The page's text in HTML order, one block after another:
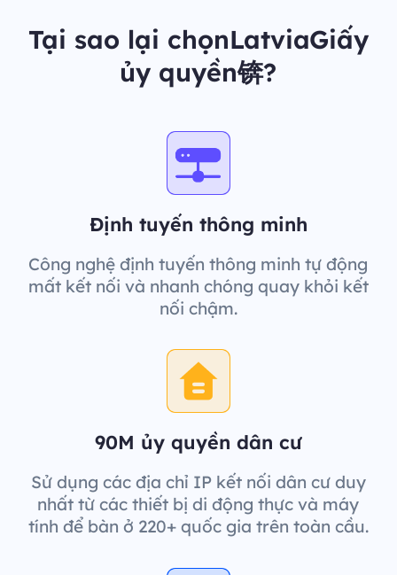
Tại sao lại chọnLatviaGiấy
ủy quyền锛?
Định tuyến thông minh
Công nghệ định tuyến thông minh tự động
mất kết nối và nhanh chóng quay khỏi kết
nối chậm.
90M ủy quyền dân cư
Sử dụng các địa chỉ IP kết nối dân cư duy
nhất từ các thiết bị di động thực và máy
tính để bàn ở 220+ quốc gia trên toàn cầu.